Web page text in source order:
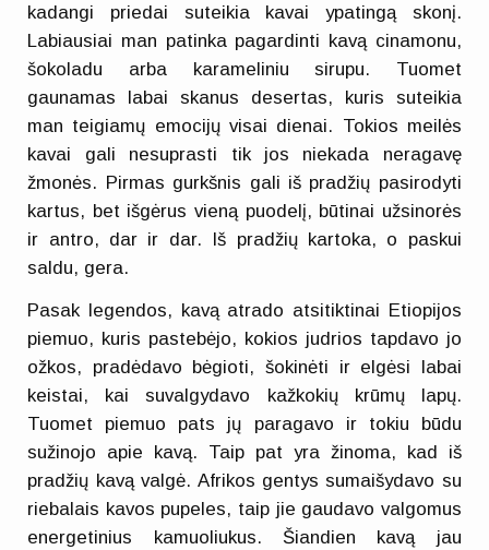
kadangi priedai suteikia kavai ypatingą skonį.
Labiausiai man patinka pagardinti kavą cinamonu,
šokoladu arba karameliniu sirupu. Tuomet
gaunamas labai skanus desertas, kuris suteikia
man teigiamų emocijų visai dienai. Tokios meilės
kavai gali nesuprasti tik jos niekada neragavę
žmonės. Pirmas gurkšnis gali iš pradžių pasirodyti
kartus, bet išgėrus vieną puodelį, būtinai užsinorės
ir antro, dar ir dar. Iš pradžių kartoka, o paskui
saldu, gera.
Pasak legendos, kavą atrado atsitiktinai Etiopijos
piemuo, kuris pastebėjo, kokios judrios tapdavo jo
ožkos, pradėdavo bėgioti, šokinėti ir elgėsi labai
keistai, kai suvalgydavo kažkokių krūmų lapų.
Tuomet piemuo pats jų paragavo ir tokiu būdu
sužinojo apie kavą. Taip pat yra žinoma, kad iš
pradžių kavą valgė. Afrikos gentys sumaišydavo su
riebalais kavos pupeles, taip jie gaudavo valgomus
energetinius kamuoliukus. Šiandien kavą jau